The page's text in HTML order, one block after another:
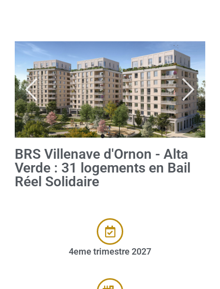
BRS Villenave d'Ornon - Alta
Verde : 31 logements en Bail
Réel Solidaire
4eme trimestre 2027